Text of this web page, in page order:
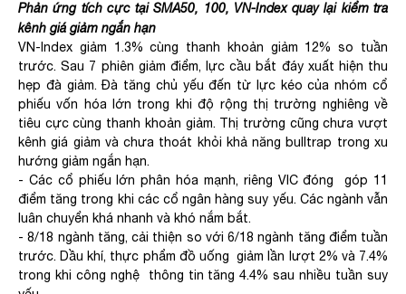
Phản ứng tích cực tại SMA50, 100, VN-Index quay lại kiểm tra
kênh giá giảm ngắn hạn
VN-Index giảm 1.3% cùng thanh khoản giảm 12% so tuần
trước. Sau 7 phiên giảm điểm, lực cầu bắt đáy xuất hiện thu
hẹp đà giảm. Đà tăng chủ yếu đến từ lực kéo của nhóm cổ
phiếu vốn hóa lớn trong khi độ rộng thị trường nghiêng về
tiêu cực cùng thanh khoản giảm. Thị trường cũng chưa vượt
kênh giá giảm và chưa thoát khỏi khả năng bulltrap trong xu
hướng giảm ngắn hạn.
- Các cổ phiếu lớn phân hóa mạnh, riêng VIC đóng góp 11
điểm tăng trong khi các cổ ngân hàng suy yếu. Các ngành vẫn
luân chuyển khá nhanh và khó nắm bắt.
- 8/18 ngành tăng, cải thiện so với 6/18 ngành tăng điểm tuần
trước. Dầu khí, thực phẩm đồ uống giảm lần lượt 2% và 7.4%
trong khi công nghệ thông tin tăng 4.4% sau nhiều tuần suy